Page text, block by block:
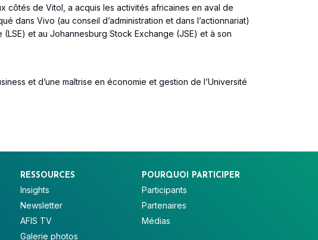
côtés de Vitol, a acquis les activités africaines en aval de
dans Vivo (au conseil d’administration et dans l’actionnariat)
et au Johannesburg Stock Exchange (JSE) et à son
et d’une maîtrise en économie et gestion de l’Université
RESSOURCES
Insights
Newsletter
AFIS TV
Galerie photos
POURQUOI PARTICIPER
Participants
Partenaires
Médias